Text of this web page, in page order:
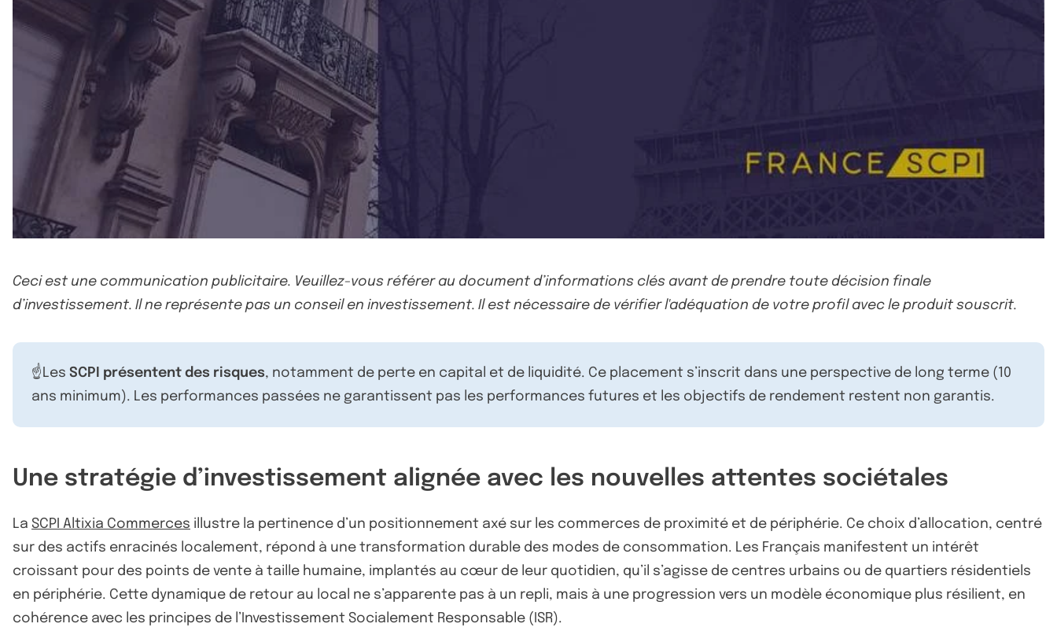
Ceci est une communication publicitaire. Veuillez-vous référer au document d’informations clés avant de prendre toute décision finale
d’investissement. Il ne représente pas un conseil en investissement. Il est nécessaire de vérifier l'adéquation de votre profil avec le produit souscrit.
☝️Les SCPI présentent des risques, notamment de perte en capital et de liquidité. Ce placement s’inscrit dans une perspective de long terme (10
ans minimum). Les performances passées ne garantissent pas les performances futures et les objectifs de rendement restent non garantis.
Une stratégie d’investissement alignée avec les nouvelles attentes sociétales
La SCPI Altixia Commerces illustre la pertinence d’un positionnement axé sur les commerces de proximité et de périphérie. Ce choix d’allocation, centré
sur des actifs enracinés localement, répond à une transformation durable des modes de consommation. Les Français manifestent un intérêt
croissant pour des points de vente à taille humaine, implantés au cœur de leur quotidien, qu’il s’agisse de centres urbains ou de quartiers résidentiels
en périphérie. Cette dynamique de retour au local ne s’apparente pas à un repli, mais à une progression vers un modèle économique plus résilient, en
cohérence avec les principes de l’Investissement Socialement Responsable (ISR).